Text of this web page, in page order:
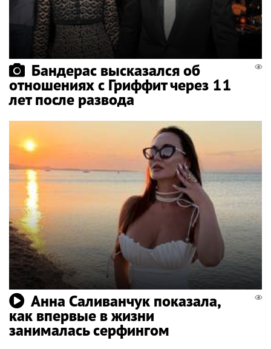
Бандерас высказался об
отношениях с Гриффит через 11
лет после развода
Анна Саливанчук показала,
как впервые в жизни
занималась серфингом